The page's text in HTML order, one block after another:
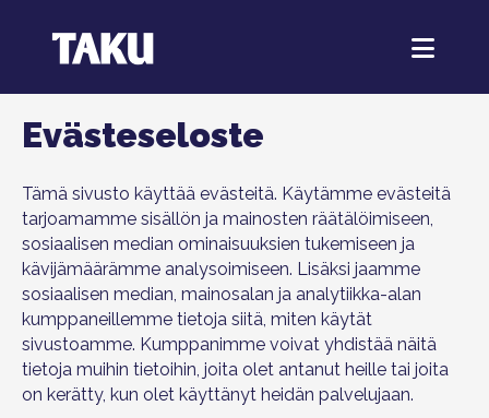
Evästeseloste
Tämä sivusto käyttää evästeitä. Käytämme evästeitä
tarjoamamme sisällön ja mainosten räätälöimiseen,
sosiaalisen median ominaisuuksien tukemiseen ja
kävijämäärämme analysoimiseen. Lisäksi jaamme
sosiaalisen median, mainosalan ja analytiikka-alan
kumppaneillemme tietoja siitä, miten käytät
sivustoamme. Kumppanimme voivat yhdistää näitä
tietoja muihin tietoihin, joita olet antanut heille tai joita
on kerätty, kun olet käyttänyt heidän palvelujaan.